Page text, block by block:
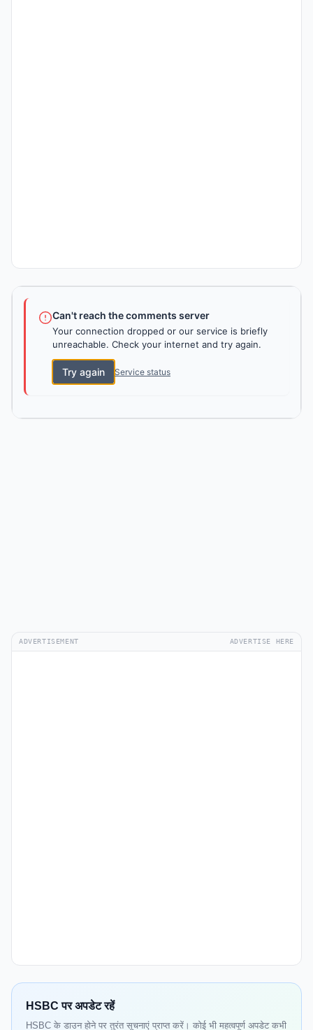
Can't reach the comments server
Your connection dropped or our service is briefly
unreachable. Check your internet and try again.
Try again Service status
ADVERTISEMENT ADVERTISE HERE
HSBC पर अपडेट रहें
HSBC के डाउन होने पर तुरंत सूचनाएं प्राप्त करें। कोई भी महत्वपूर्ण अपडेट कभी